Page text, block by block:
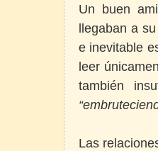
Un buen
llegaban a
e inevitable
leer
también
Las